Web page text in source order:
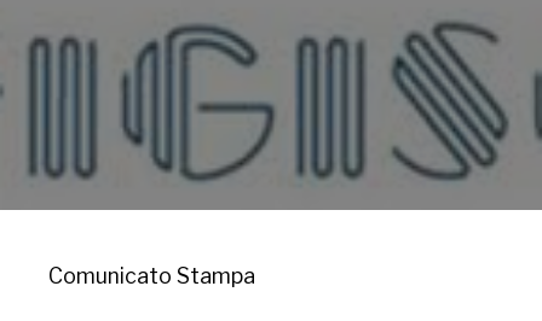
Comunicato Stampa